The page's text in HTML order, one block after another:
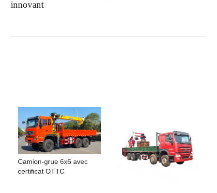
innovant
Camion-grue 6x6 avec
certificat OTTC